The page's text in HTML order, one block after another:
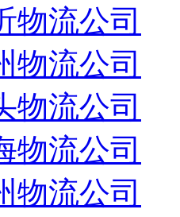
物流公司
物流公司
物流公司
物流公司
物流公司